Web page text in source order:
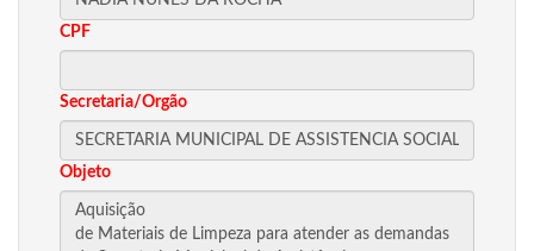
CPF
Secretaria/Orgão
Objeto